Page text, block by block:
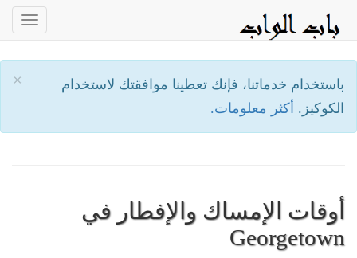
×
باستخدام خدماتنا، فإنك تعطينا موافقتك لاستخدام
الكوكيز. أكثر معلومات.
أوقات الإمساك والإفطار في
Georgetown